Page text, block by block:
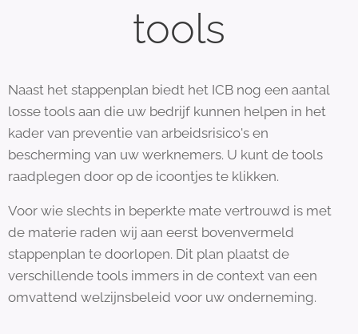
tools
Naast het stappenplan biedt het ICB nog een aantal
losse tools aan die uw bedrijf kunnen helpen in het
kader van preventie van arbeidsrisico's en
bescherming van uw werknemers. U kunt de tools
raadplegen door op de icoontjes te klikken.
Voor wie slechts in beperkte mate vertrouwd is met
de materie raden wij aan eerst bovenvermeld
stappenplan te doorlopen. Dit plan plaatst de
verschillende tools immers in de context van een
omvattend welzijnsbeleid voor uw onderneming.